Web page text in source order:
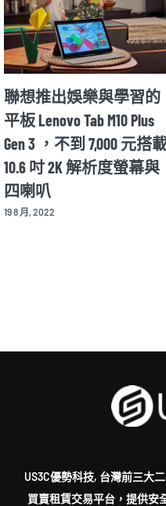
聯想推出娛樂與學習的
平板 Lenovo Tab M10 Plus
Gen 3 ，不到 7,000 元搭
10.6 吋 2K 解析度螢幕與
四喇叭
19 8 月, 2022
US3C優勢科技, 台灣前三大
買賣租賃交易平台，提供安